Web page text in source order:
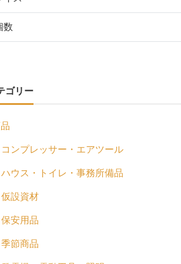
数
ゴリー
コンプレッサー・エアツール
ハウス・トイレ・事務所備品
仮設資材
保安用品
季節商品